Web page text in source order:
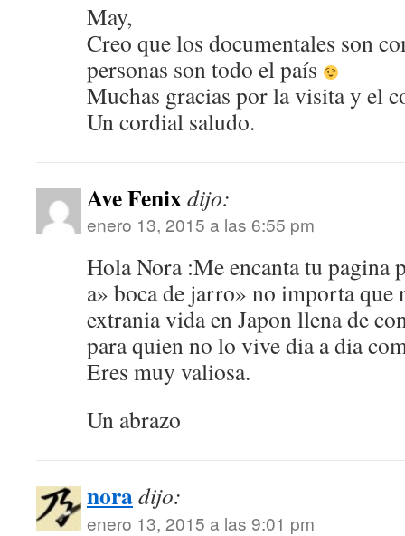
May,
Creo que los documentales son
personas son todo el país
Muchas gracias por la visita y el
Un cordial saludo.
Ave Fenixdijo:
enero 13, 2015 a las 6:55 pm
Hola Nora :Me encanta tu pagina
a» boca de jarro» no importa que
extrania vida en Japon llena de
para quien no lo vive dia a dia
Eres muy valiosa.
Un abrazo
noradijo:
enero 13, 2015 a las 9:01 pm